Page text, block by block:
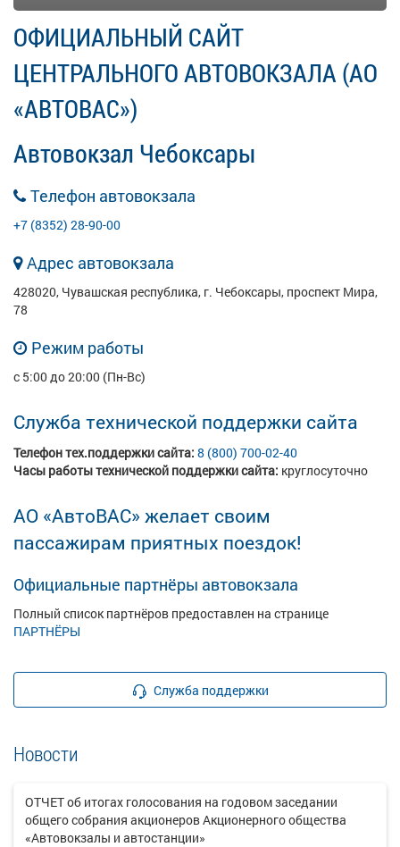
ОФИЦИАЛЬНЫЙ САЙТ
ЦЕНТРАЛЬНОГО АВТОВОКЗАЛА (АО
«АВТОВАС»)
Автовокзал Чебоксары
Телефон автовокзала
+7 (8352) 28-90-00
Адрес автовокзала
428020, Чувашская республика, г. Чебоксары, проспект Мира,
78
Режим работы
с 5:00 до 20:00 (Пн-Вс)
Служба технической поддержки сайта
Телефон тех.поддержки сайта: 8 (800) 700-02-40
Часы работы технической поддержки сайта: круглосуточно
АО «АвтоВАС» желает своим
пассажирам приятных поездок!
Официальные партнёры автовокзала
Полный список партнёров предоставлен на странице
ПАРТНЁРЫ
Служба поддержки
Новости
ОТЧЕТ об итогах голосования на годовом заседании
общего собрания акционеров Акционерного общества
«Автовокзалы и автостанции»